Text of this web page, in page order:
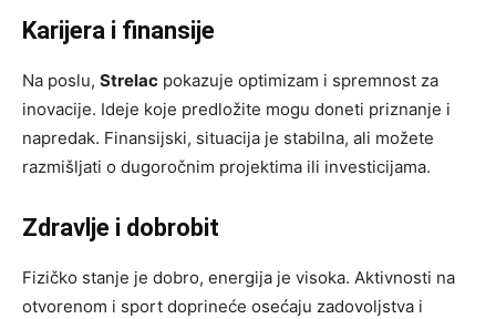
Karijera i finansije
Na poslu, Strelac pokazuje optimizam i spremnost za
inovacije. Ideje koje predložite mogu doneti priznanje i
napredak. Finansijski, situacija je stabilna, ali možete
razmišljati o dugoročnim projektima ili investicijama.
Zdravlje i dobrobit
Fizičko stanje je dobro, energija je visoka. Aktivnosti na
otvorenom i sport doprineće osećaju zadovoljstva i